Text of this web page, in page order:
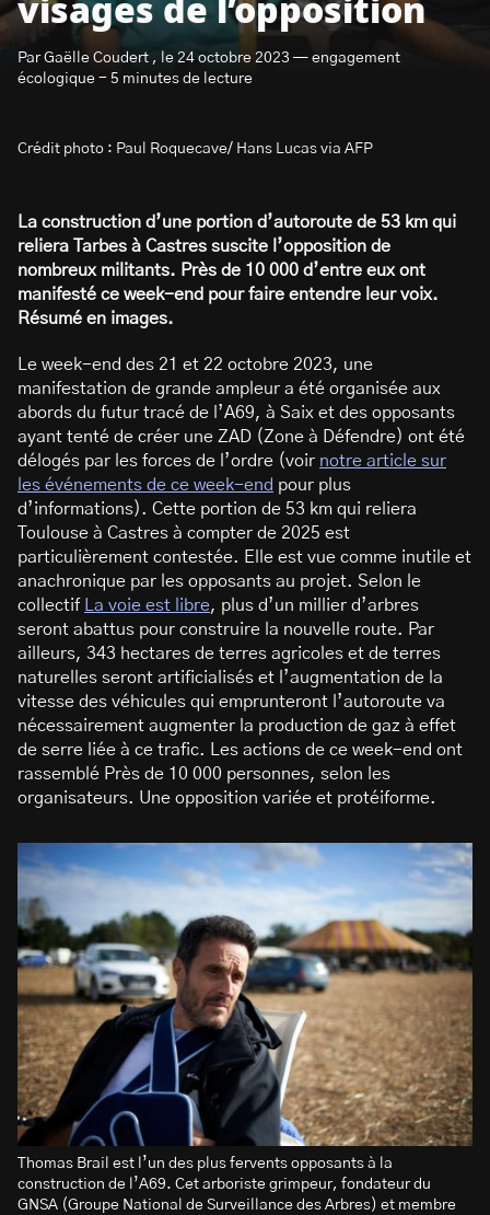
visages de l’opposition
Par Gaëlle Coudert , le 24 octobre 2023 — engagement
écologique - 5 minutes de lecture
Crédit photo : Paul Roquecave/ Hans Lucas via AFP
La construction d’une portion d’autoroute de 53 km qui
reliera Tarbes à Castres suscite l’opposition de
nombreux militants. Près de 10 000 d’entre eux ont
manifesté ce week-end pour faire entendre leur voix.
Résumé en images.
Le week-end des 21 et 22 octobre 2023, une
manifestation de grande ampleur a été organisée aux
abords du futur tracé de l’A69, à Saix et des opposants
ayant tenté de créer une ZAD (Zone à Défendre) ont été
délogés par les forces de l’ordre (voir notre article sur
les événements de ce week-end pour plus
d’informations). Cette portion de 53 km qui reliera
Toulouse à Castres à compter de 2025 est
particulièrement contestée. Elle est vue comme inutile et
anachronique par les opposants au projet. Selon le
collectif
La voie est libre, plus d’un millier d’arbres
seront abattus pour construire la nouvelle route. Par
ailleurs, 343 hectares de terres agricoles et de terres
naturelles seront artificialisés et l’augmentation de la
vitesse des véhicules qui emprunteront l’autoroute va
nécessairement augmenter la production de gaz à effet
de serre liée à ce trafic. Les actions de ce week-end ont
rassemblé Près de 10 000 personnes, selon les
organisateurs. Une opposition variée et protéiforme.
Thomas Brail est l’un des plus fervents opposants à la
construction de l’A69. Cet arboriste grimpeur, fondateur du
GNSA (Groupe National de Surveillance des Arbres) et membre
S’abonner à la newsletter